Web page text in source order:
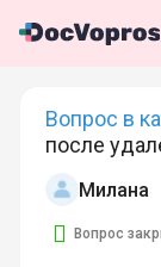
Вопрос в
после
Милана
Вопрос